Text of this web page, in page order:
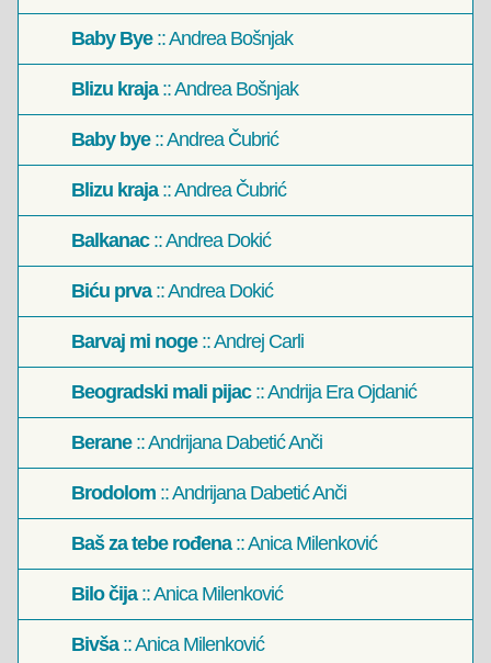
Baby Bye:: Andrea Bošnjak
Blizu kraja:: Andrea Bošnjak
Baby bye:: Andrea Čubrić
Blizu kraja:: Andrea Čubrić
Balkanac:: Andrea Dokić
Biću prva:: Andrea Dokić
Barvaj mi noge:: Andrej Carli
Beogradski mali pijac:: Andrija Era Ojdanić
Berane:: Andrijana Dabetić Anči
Brodolom :: Andrijana Dabetić Anči
Baš za tebe rođena:: Anica Milenković
Bilo čija:: Anica Milenković
Bivša:: Anica Milenković